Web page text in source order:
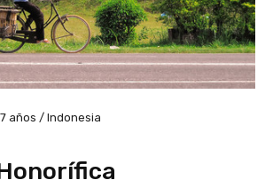
años / Indonesia